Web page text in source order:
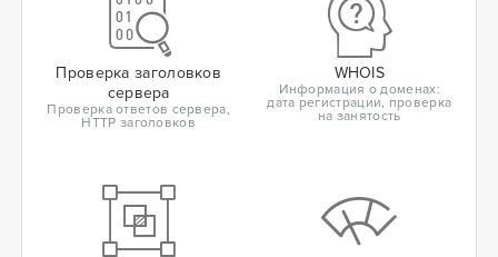
Проверка заголовков
сервера
Проверка ответов сервера,
HTTP заголовков
WHOIS
Информация о доменах:
дата регистрации, проверка
на занятость